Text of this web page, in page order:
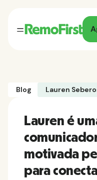
Blog Lauren
Lauren é
motivada
para